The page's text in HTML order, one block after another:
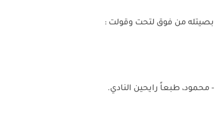
بصيتله من فوق لتحت وقولت :
- محمود، طبعاً رايحين النادي.